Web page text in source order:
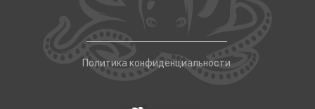
Политика конфиденциальности